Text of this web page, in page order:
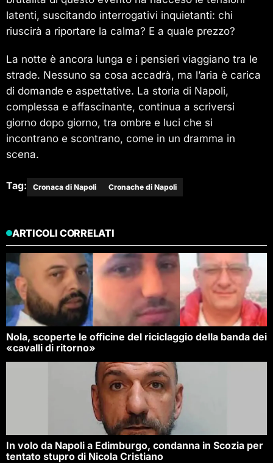
latenti, suscitando interrogativi inquietanti: chi
riuscirà a riportare la calma? E a quale prezzo?
La notte è ancora lunga e i pensieri viaggiano tra le
strade. Nessuno sa cosa accadrà, ma l’aria è carica
di domande e aspettative. La storia di Napoli,
complessa e affascinante, continua a scriversi
giorno dopo giorno, tra ombre e luci che si
incontrano e scontrano, come in un dramma in
scena.
Tag: Cronaca di Napoli Cronache di Napoli
ARTICOLI CORRELATI
Nola, scoperte le officine del riciclaggio della banda dei
«cavalli di ritorno»
In volo da Napoli a Edimburgo, condanna in Scozia per
tentato stupro di Nicola Cristiano